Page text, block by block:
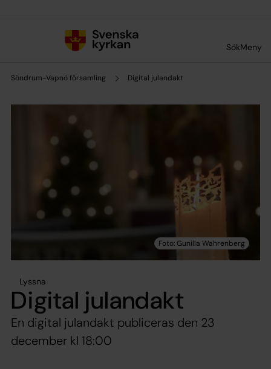
SökMeny
Söndrum-Vapnö församling Digital julandakt
Lyssna
Digital julandakt
En digital julandakt publiceras den 23
december kl 18:00